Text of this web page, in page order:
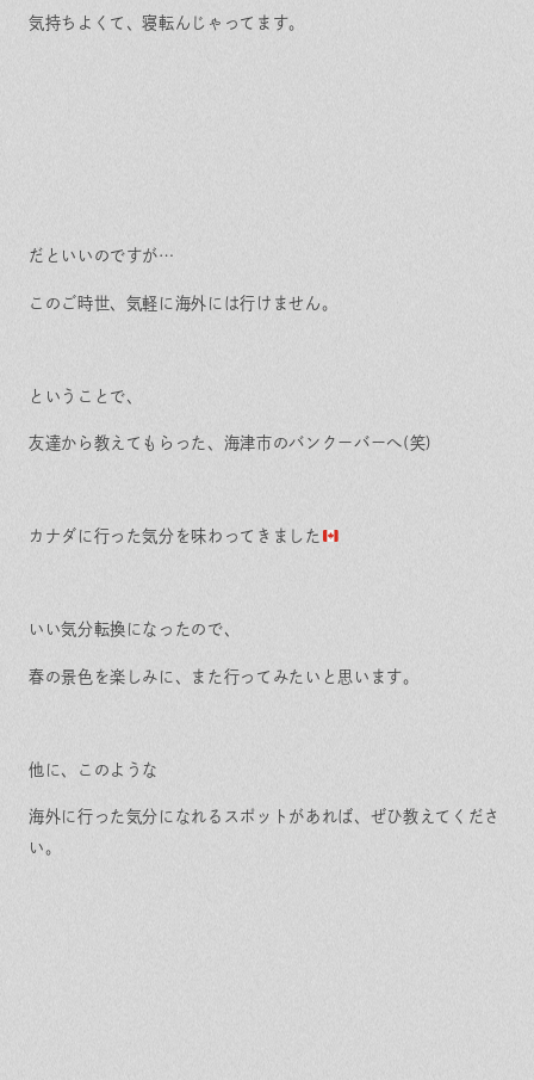
気持ちよくて、寝転んじゃってます。
だといいのですが…
このご時世、気軽に海外には行けません。
ということで、
友達から教えてもらった、海津市のバンクーバーへ(笑)
カナダに行った気分を味わってきました
いい気分転換になったので、
春の景色を楽しみに、また行ってみたいと思います。
他に、このような
海外に行った気分になれるスポットがあれば、ぜひ教えてくださ
い。